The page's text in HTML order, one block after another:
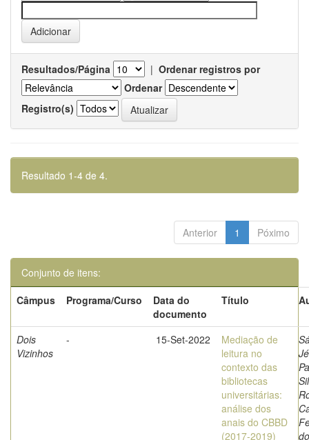
Resultados/Página | Ordenar registros por
Ordenar
Registro(s)
Resultado 1-4 de 4.
Anterior 1 Póximo
Conjunto de itens:
Câmpus
Programa/Curso
Data do
documento
Título
Dois
Vizinhos
- 15-Set-2022
Mediação de
leitura no
contexto das
bibliotecas
universitárias:
análise dos
anais do CBBD
(2017-2019)